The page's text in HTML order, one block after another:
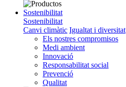
Sostenibilitat
Sostenibilitat
Canvi climàtic Igualtat i diversitat
Els nostres compromisos
Medi ambient
Innovació
Responsabilitat social
Prevenció
Qualitat